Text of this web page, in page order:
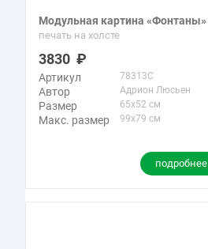
Модульная картина «Фонтаны»
печать на холсте
3830
Артикул 78313C
Автор Адрион Люсьен
Размер 65x52 см
Макс. размер 99x79 см
подробнее